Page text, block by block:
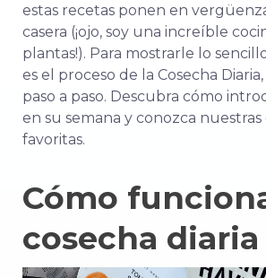
estas recetas ponen en
casera (¡ojo, soy una increíble
plantas!). Para mostrarle lo
es el proceso de la Cosecha
paso a paso. Descubra cómo
en su semana y conozca nuestras
favoritas.
Cómo
cosecha diaria